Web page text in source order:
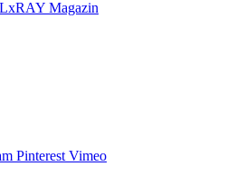
Pinterest Vimeo